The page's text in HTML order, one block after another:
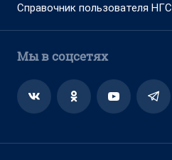
Справочник пользователя НГС
Мы в соцсетях